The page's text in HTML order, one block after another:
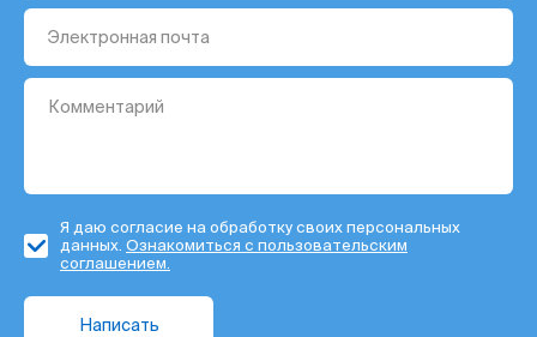
Я даю согласие на обработку своих персональных
данных. Ознакомиться с пользовательским
соглашением.
Написать